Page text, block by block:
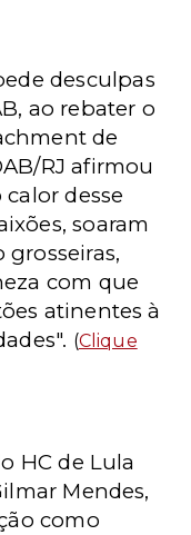
desculpas
ao rebater o
de
RJ afirmou
desse
soaram
grosseiras,
com que
atinentes à
(Clique
HC de Lula
Mendes,
como